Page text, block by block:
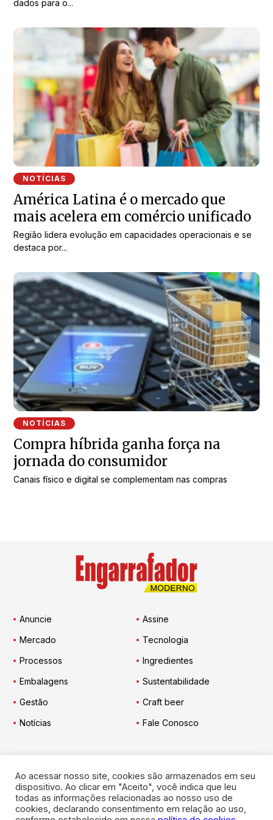
dados para o...
NOTÍCIAS
América Latina é o mercado que
mais acelera em comércio unificado
Região lidera evolução em capacidades operacionais e se
destaca por...
NOTÍCIAS
Compra híbrida ganha força na
jornada do consumidor
Canais físico e digital se complementam nas compras
Anuncie
Assine
Mercado
Tecnologia
Processos
Ingredientes
Embalagens
Sustentabilidade
Gestão
Craft beer
Notícias
Fale Conosco
Engarrafador Moderno nas Redes:
Ao acessar nosso site, cookies são armazenados em seu
dispositivo. Ao clicar em "Aceito", você indica que leu
todas as informações relacionadas ao nosso uso de
cookies, declarando consentimento em relação ao uso,